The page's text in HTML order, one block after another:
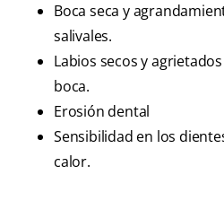
Boca seca y
salivales.
Labios secos y
boca.
Erosión dental
Sensibilidad en los
calor.